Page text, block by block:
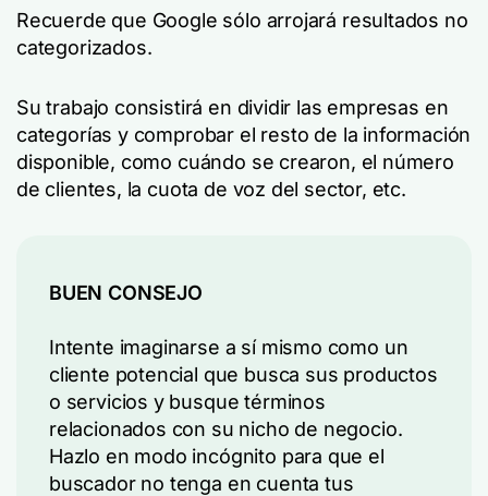
Recuerde que Google sólo arrojará resultados no
categorizados.
Su trabajo consistirá en dividir las empresas en
categorías y comprobar el resto de la información
disponible, como cuándo se crearon, el número
de clientes, la cuota de voz del sector, etc.
BUEN CONSEJO
Intente imaginarse a sí mismo como un
cliente potencial que busca sus productos
o servicios y busque términos
relacionados con su nicho de negocio.
Hazlo en modo incógnito para que el
buscador no tenga en cuenta tus